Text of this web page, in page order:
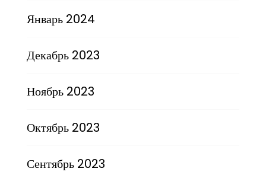
Январь 2024
Декабрь 2023
Ноябрь 2023
Октябрь 2023
Сентябрь 2023